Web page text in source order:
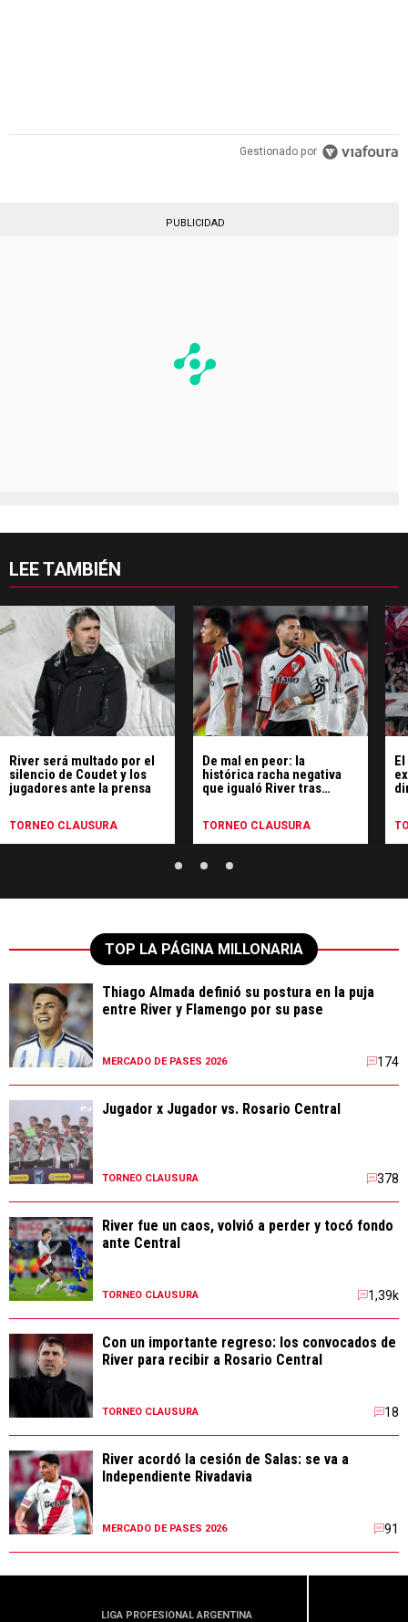
Gestionado por
PUBLICIDAD
LEE TAMBIÉN
River será multado por el
silencio de Coudet y los
jugadores ante la prensa
TORNEO CLAUSURA
De mal en peor: la
histórica racha negativa
que igualó River tras
TORNEO CLAUSURA
TOP LA PÁGINA MILLONARIA
Thiago Almada definió su postura en la puja
entre River y Flamengo por su pase
MERCADO DE PASES 2026 174
Jugador x Jugador vs. Rosario Central
TORNEO CLAUSURA 378
River fue un caos, volvió a perder y tocó fondo
ante Central
TORNEO CLAUSURA 1,39k
Con un importante regreso: los convocados de
River para recibir a Rosario Central
TORNEO CLAUSURA 18
River acordó la cesión de Salas: se va a
Independiente Rivadavia
MERCADO DE PASES 2026 91
LIGA PROFESIONAL ARGENTINA